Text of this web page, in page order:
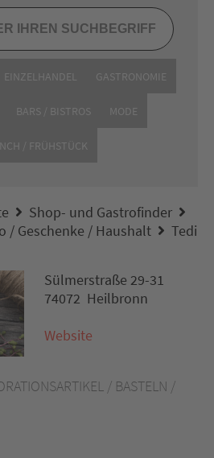
EINZELHANDEL GASTRONOMIE
BARS / BISTROS MODE
/ FRÜHSTÜCK
Shop- und Gastrofinder
/ Geschenke / Haushalt Tedi
/ BASTELN /
Sülmerstraße 29-31
74072 Heilbronn
Website